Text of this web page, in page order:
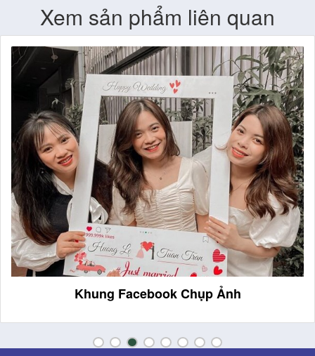
Xem sản phẩm liên quan
Khung Facebook Chụp Ảnh